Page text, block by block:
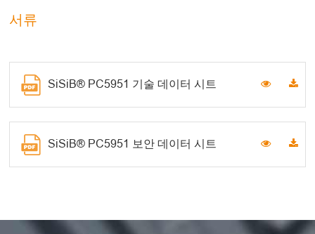
서류
SiSiB® PC5951 기술 데이터 시트
SiSiB® PC5951 보안 데이터 시트